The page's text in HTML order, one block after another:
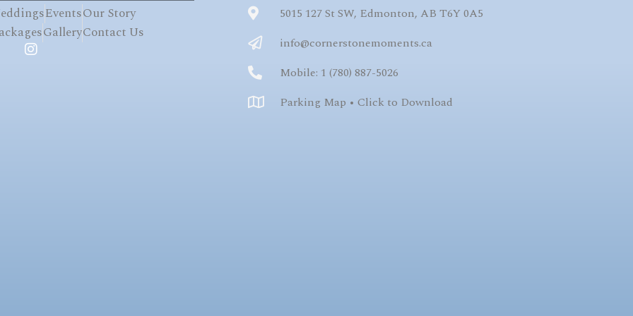
EventsOur Story
GalleryContact Us
5015 127 St SW, Edmonton, AB T6Y 0A5
info@cornerstonemoments.ca
Mobile: 1 (780) 887-5026
Parking Map • Click to Download